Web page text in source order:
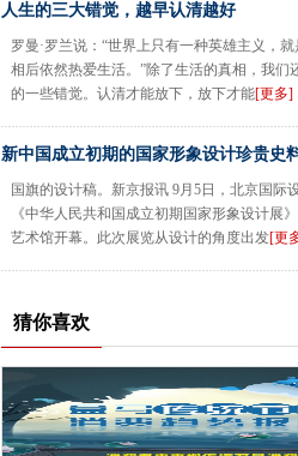
人生的三大错觉，越早认清越好
罗曼·罗兰说：“世界上只有一种英雄主义，
相后依然热爱生活。”除了生活的真相，我们
的一些错觉。认清才能放下，放下才能[更多]
新中国成立初期的国家形象设计珍贵史
国旗的设计稿。新京报讯 9月5日，北京国际
《中华人民共和国成立初期国家形象设计展
艺术馆开幕。此次展览从设计的角度出发[更
猜你喜欢